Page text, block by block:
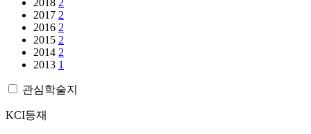
2018 2
2017 2
2016 2
2015 2
2014 2
2013 1
관심학술지
KCI등재